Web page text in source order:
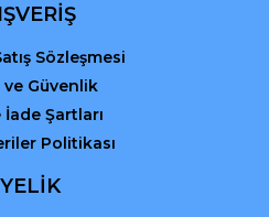
Sözleşmesi
ve Güvenlik
Şartları
Politikası